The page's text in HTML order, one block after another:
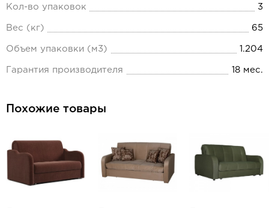
Кол-во упаковок 3
Вес (кг) 65
Объем упаковки (м3) 1.204
Гарантия производителя 18 мес.
Похожие товары